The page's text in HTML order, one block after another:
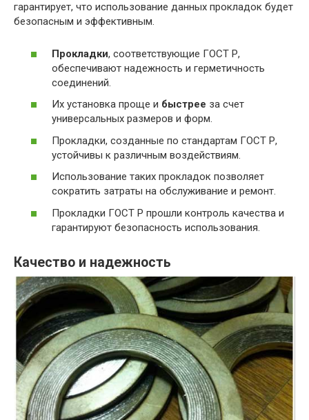
гарантирует, что использование данных прокладок будет
безопасным и эффективным.
Прокладки, соответствующие ГОСТ Р,
обеспечивают надежность и герметичность
соединений.
Их установка проще и быстрее за счет
универсальных размеров и форм.
Прокладки, созданные по стандартам ГОСТ Р,
устойчивы к различным воздействиям.
Использование таких прокладок позволяет
сократить затраты на обслуживание и ремонт.
Прокладки ГОСТ Р прошли контроль качества и
гарантируют безопасность использования.
Качество и надежность